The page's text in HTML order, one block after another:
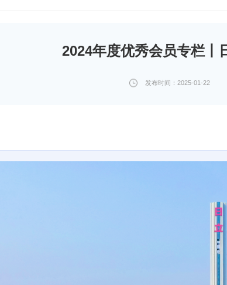
2024年度优秀会员专栏丨
发布时间：2025-01-22